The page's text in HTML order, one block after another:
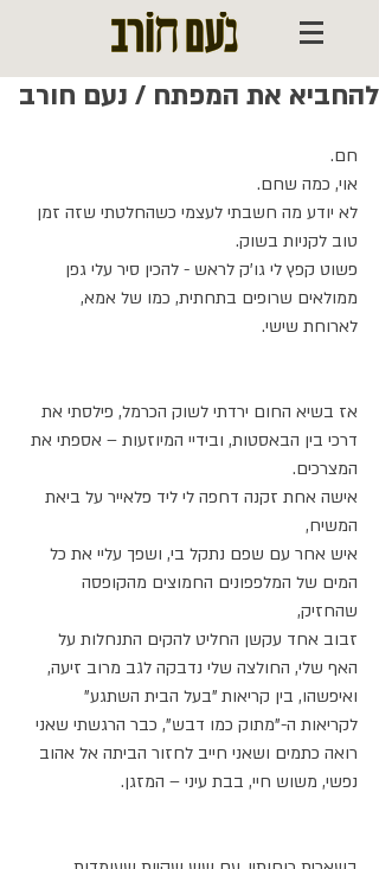
להחביא את המפתח / נעם חורב
חם.
אוי, כמה שחם.
לא יודע מה חשבתי לעצמי כשהחלטתי שזה זמן
טוב לקניות בשוק.
פשוט קפץ לי גו'ק לראש - להכין סיר עלי גפן
ממולאים שרופים בתחתית, כמו של אמא,
לארוחת שישי.
אז בשיא החום ירדתי לשוק הכרמל, פילסתי את
דרכי בין הבאסטות, ובידיי המיוזעות – אספתי את
המצרכים.
אישה אחת זקנה דחפה לי ליד פלאייר על ביאת
המשיח,
איש אחר עם שפם נתקל בי, ושפך עליי את כל
המים של המלפפונים החמוצים מהקופסה
שהחזיק,
זבוב אחד עקשן החליט להקים התנחלות על
האף שלי, החולצה שלי נדבקה לגב מרוב זיעה,
ואיפשהו, בין קריאות "בעל הבית השתגע"
לקריאות ה-"מתוק כמו דבש", כבר הרגשתי שאני
רואה כתמים ושאני חייב לחזור הביתה אל אהוב
נפשי, משוש חיי, בבת עיני – המזגן.